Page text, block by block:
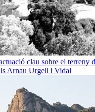
clau sobre el terreny
Arnau Urgell i Vidal